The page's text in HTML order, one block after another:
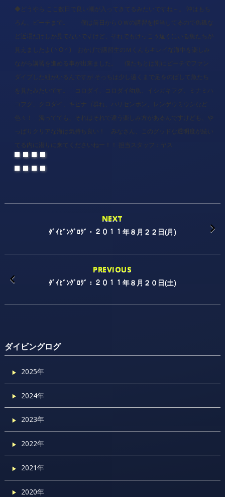
◆どうやら ここ数日で良い潮が入ってきてるみたいですね～。 沖はもち
ろん、ビーチまで。 僕は前日からＯＷの講習を担当してるので魚礁な
ど近場だけしか見てないですけど、それでもけっこう遠くにいる魚たちが
見えましたよ(＾O＾) おかげで講習生のＭくんもキレイな海中を楽しみ
ながら講習を進める事が出来ました。 僕たちとは別にビーチでファン
ダイブした組がいるんですが そっちは少し遠くまで足をのばして魚たち
を見たみたいです。 コロダイ、コロダイ幼魚、イシガキフグ、ミナミハ
コフグ、クロダイ、キビナゴ群れ、ハリセンボン、レンゲウミウシなど
色々！ 濁ってても、それはそれで違う楽しみ方があるんですけども、や
っぱりクリアな海は気持ち良い！ みなさん、このグッドな透明度が続い
てる内に潜りに来てくださいねー！！
担当スタッフ：ヤス
NEXT
ﾀﾞｲﾋﾞﾝｸﾞﾛｸﾞ・２０１１年８月２２日(月)
PREVIOUS
ﾀﾞｲﾋﾞﾝｸﾞﾛｸﾞ：２０１１年８月２０日(土)
ダイビングログ
2025年
2024年
2023年
2022年
2021年
2020年